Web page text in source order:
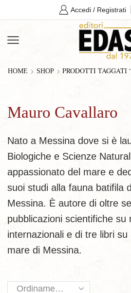
Accedi / Registrati
HOME SHOP PRODOTTI TAGGATI
Mauro Cavallaro
Nato a Messina dove si è
Biologiche e Scienze
appassionato del mare e
suoi studi alla fauna batifila
Messina. È autore di oltre
pubblicazioni scientifiche su
internazionali e di tre libri su
mare di Messina.